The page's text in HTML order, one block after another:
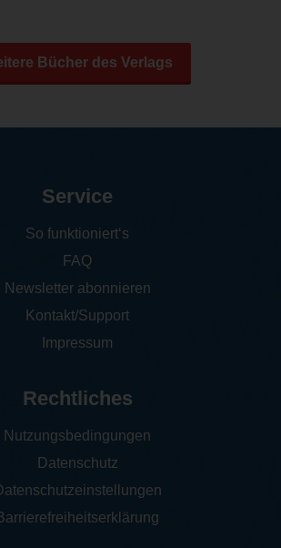
Bücher des Verlags
Service
So funktioniert‘s
FAQ
Newsletter abonnieren
Kontakt/Support
Impressum
Rechtliches
Nutzungsbedingungen
Datenschutz